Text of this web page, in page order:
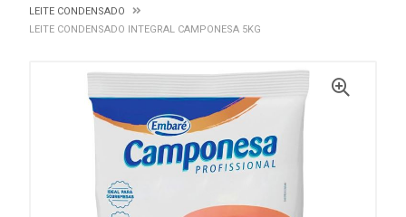
LEITE CONDENSADO
LEITE CONDENSADO INTEGRAL CAMPONESA 5KG